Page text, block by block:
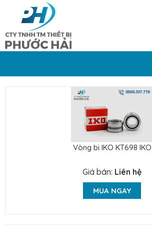
Vòng bi IKO KT698 IKO
Giá bán: Liên hệ
MUA NGAY